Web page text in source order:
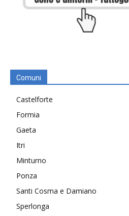
Comuni
Castelforte
Formia
Gaeta
Itri
Minturno
Ponza
Santi Cosma e Damiano
Sperlonga